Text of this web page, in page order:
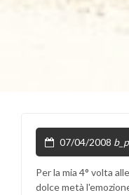
07/04/2008
Per la mia 4° volta
dolce metà